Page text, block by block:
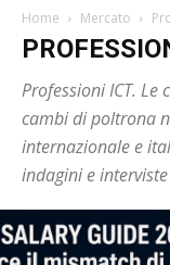
Home Mercato
Professioni ICT.
cambi di poltrona
internazionale e
indagini e